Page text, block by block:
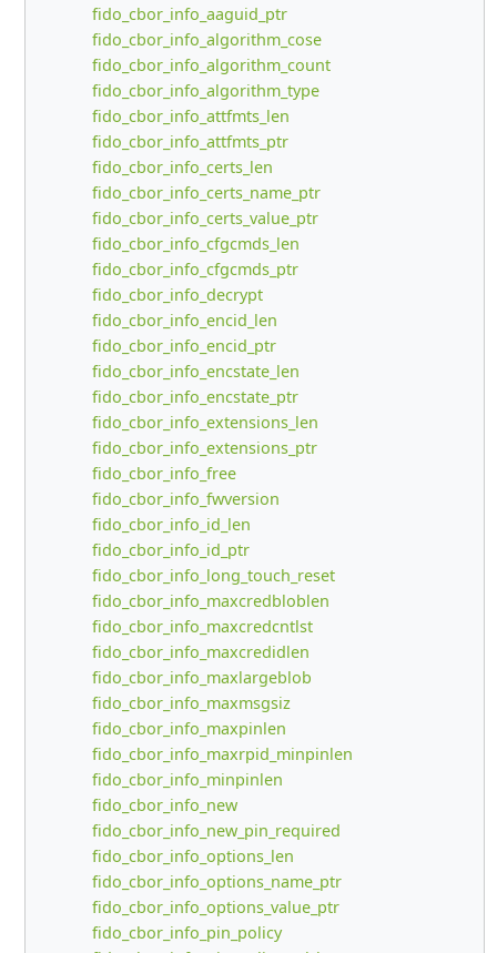
fido_cbor_info_aaguid_ptr
fido_cbor_info_algorithm_cose
fido_cbor_info_algorithm_count
fido_cbor_info_algorithm_type
fido_cbor_info_attfmts_len
fido_cbor_info_attfmts_ptr
fido_cbor_info_certs_len
fido_cbor_info_certs_name_ptr
fido_cbor_info_certs_value_ptr
fido_cbor_info_cfgcmds_len
fido_cbor_info_cfgcmds_ptr
fido_cbor_info_decrypt
fido_cbor_info_encid_len
fido_cbor_info_encid_ptr
fido_cbor_info_encstate_len
fido_cbor_info_encstate_ptr
fido_cbor_info_extensions_len
fido_cbor_info_extensions_ptr
fido_cbor_info_free
fido_cbor_info_fwversion
fido_cbor_info_id_len
fido_cbor_info_id_ptr
fido_cbor_info_long_touch_reset
fido_cbor_info_maxcredbloblen
fido_cbor_info_maxcredcntlst
fido_cbor_info_maxcredidlen
fido_cbor_info_maxlargeblob
fido_cbor_info_maxmsgsiz
fido_cbor_info_maxpinlen
fido_cbor_info_maxrpid_minpinlen
fido_cbor_info_minpinlen
fido_cbor_info_new
fido_cbor_info_new_pin_required
fido_cbor_info_options_len
fido_cbor_info_options_name_ptr
fido_cbor_info_options_value_ptr
fido_cbor_info_pin_policy